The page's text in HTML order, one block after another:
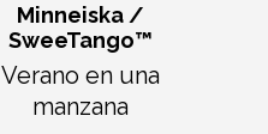
Minneiska /
SweeTango™
Verano en una
manzana